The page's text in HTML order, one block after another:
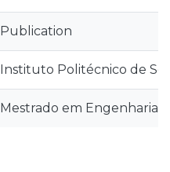
Publication
Instituto Politécnico de
Mestrado em Engenharia